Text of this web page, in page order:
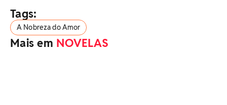
Tags:
A Nobreza do Amor
Mais em NOVELAS